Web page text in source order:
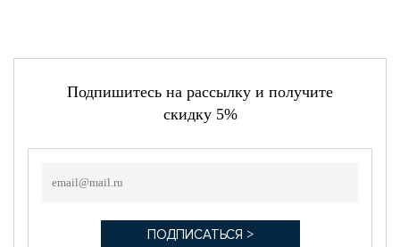
Подпишитесь на рассылку и получите
скидку 5%